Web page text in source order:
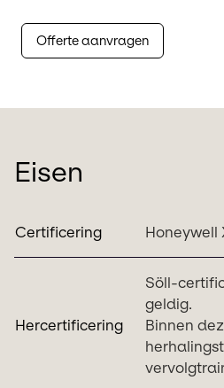
Offerte aanvragen
Eisen
Certificering Honeywell
Hercertificering
Söll-
geldig.
Binnen